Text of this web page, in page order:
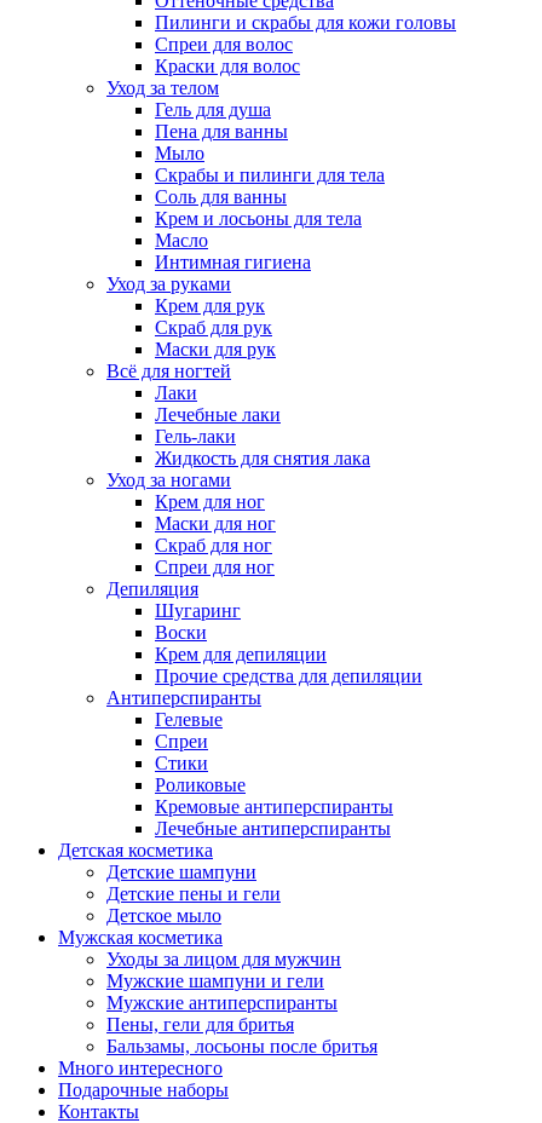
Пилинги и скрабы для кожи головы
Спреи для волос
Краски для волос
Уход за телом
Гель для душа
Пена для ванны
Мыло
Скрабы и пилинги для тела
Соль для ванны
Крем и лосьоны для тела
Масло
Интимная гигиена
Уход за руками
Крем для рук
Скраб для рук
Маски для рук
Всё для ногтей
Лаки
Лечебные лаки
Гель-лаки
Жидкость для снятия лака
Уход за ногами
Крем для ног
Маски для ног
Скраб для ног
Спреи для ног
Депиляция
Шугаринг
Воски
Крем для депиляции
Прочие средства для депиляции
Антиперспиранты
Гелевые
Спреи
Стики
Роликовые
Кремовые антиперспиранты
Лечебные антиперспиранты
Детская косметика
Детские шампуни
Детские пены и гели
Детское мыло
Мужская косметика
Уходы за лицом для мужчин
Мужские шампуни и гели
Мужские антиперспиранты
Пены, гели для бритья
Бальзамы, лосьоны после бритья
Много интересного
Подарочные наборы
Контакты